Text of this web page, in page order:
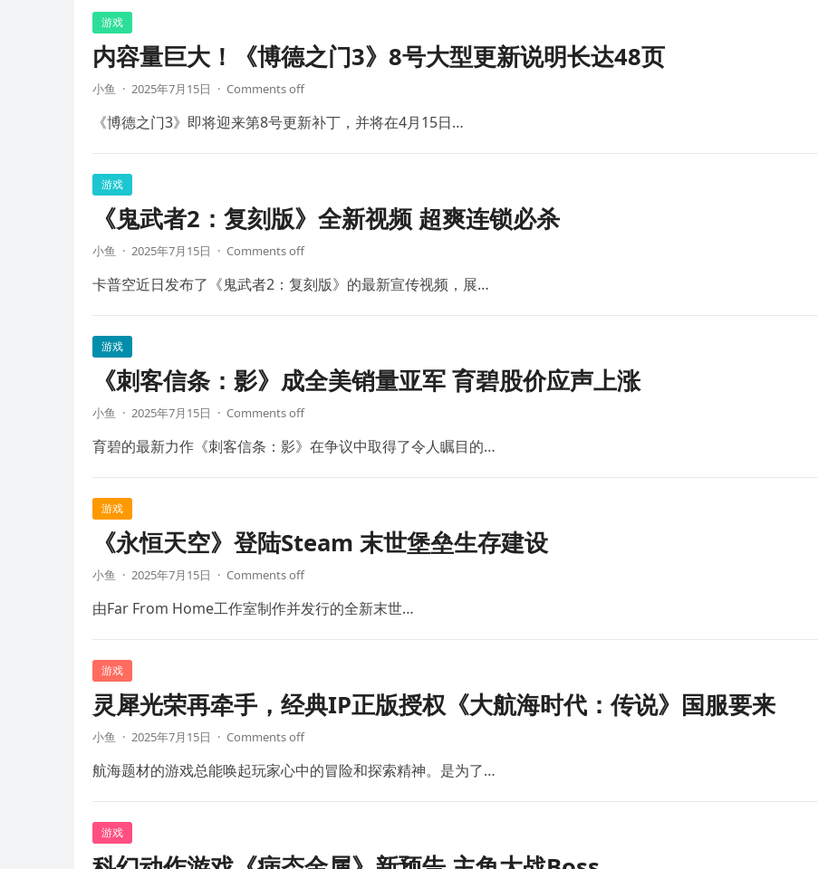
游戏
内容量巨大！《博德之门3》8号大型更新说明长达48页
小鱼 · 2025年7月15日 · Comments off
《博德之门3》即将迎来第8号更新补丁，并将在4月15日…
游戏
《鬼武者2：复刻版》全新视频 超爽连锁必杀
小鱼 · 2025年7月15日 · Comments off
卡普空近日发布了《鬼武者2：复刻版》的最新宣传视频，展…
游戏
《刺客信条：影》成全美销量亚军 育碧股价应声上涨
小鱼 · 2025年7月15日 · Comments off
育碧的最新力作《刺客信条：影》在争议中取得了令人瞩目的…
游戏
《永恒天空》登陆Steam 末世堡垒生存建设
小鱼 · 2025年7月15日 · Comments off
由Far From Home工作室制作并发行的全新末世…
游戏
灵犀光荣再牵手，经典IP正版授权《大航海时代：传说》国服要来
小鱼 · 2025年7月15日 · Comments off
航海题材的游戏总能唤起玩家心中的冒险和探索精神。是为了…
游戏